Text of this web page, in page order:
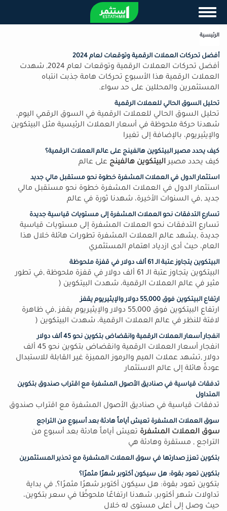
المحتوى
الرئيسي
Toggle navigation
الرئيسية
أفضل تحركات العملات الرقمية وتوقعات لعام 2024
أفضل تحركات العملات الرقمية وتوقعات لعام 2024, شهدت
العملات الرقمية هذا الأسبوع تحركات هامة جذبت انتباه
المستثمرين والمحللين على حد سواء.
تحليل السوق الحالي للعملات الرقمية
تحليل السوق الحالي للعملات الرقمية في السوق الرقمي اليوم،
شهدنا حركة ملحوظة في أسعار العملات الرئيسية مثل البيتكوين
والإيثيريوم، بالإضافة إلى تغيرا
كيف يحدد مصير البيتكوين هالفينج على عالم العملات الرقمية؟
كيف يحدد مصيرالبيتكوين هالفينج على عالم
استثمار الدول في العملات المشفرة خطوة نحو مستقبل مالي جديد
استثمار الدول في العملات المشفرة خطوة نحو مستقبل مالي
جديد ,في السنوات الأخيرة، شهدنا ثورة في عالم
تسارع التدفقات نحو العملات المشفرة إلى مستويات قياسية جديدة
تسارع التدفقات نحو العملات المشفرة إلى مستويات قياسية
جديدة ,يشهد عالم العملات المشفرة تطورات هائلة خلال هذا
العام، حيث أدى ازدياد اهتمام المستثمري
البيتكوين يتجاوز عتبة الـ 61 ألف دولار في قفزة ملحوظة
البيتكوين يتجاوز عتبة الـ 61 ألف دولار في قفزة ملحوظة ,في تطور
مثير في عالم العملات الرقمية، شهدت البيتكوين (
ارتفاع البيتكوين فوق 55,000 دولار والإيثيريوم يقفز
ارتفاع البيتكوين فوق 55,000 دولار والإيثيريوم يقفز ,في ظاهرة
لافتة للنظر في عالم العملات الرقمية، شهدت البيتكوين (
انفجار أسعار العملات الرقمية وانقضاض بتكوين نحو 45 ألف دولار
انفجار أسعار العملات الرقمية وانقضاض بتكوين نحو 45 ألف
دولار ,تشهد عملات الميم والرموز المميزة غير القابلة للاستبدال
عودةً هائلة إلى عالم الاستثمار
تدفقات قياسية في صناديق الأصول المشفرة مع اقتراب صندوق بتكوين
المتداول
تدفقات قياسية في صناديق الأصول المشفرة مع اقتراب صندوق
سوق العملات المشفرة تعيش أياماً هادئة بعد أسبوع من التراجع
سوق العملات المشفرة تعيش أياماً هادئة بعد أسبوع من
التراجع , مستقرة وهادئة هي
بتكوين تعزز صدارتها في سوق العملات المشفرة مع تحذير المستثمرين
بتكوين تعود بقوة: هل سيكون أكتوبر شهرًا مثمرًا؟
بتكوين تعود بقوة: هل سيكون أكتوبر شهرًا مثمرًا؟, في بداية
تداولات شهر أكتوبر، شهدنا ارتفاعًا ملحوظًا في سعر بتكوين،
حيث وصل إلى أعلى مستوى له خلال